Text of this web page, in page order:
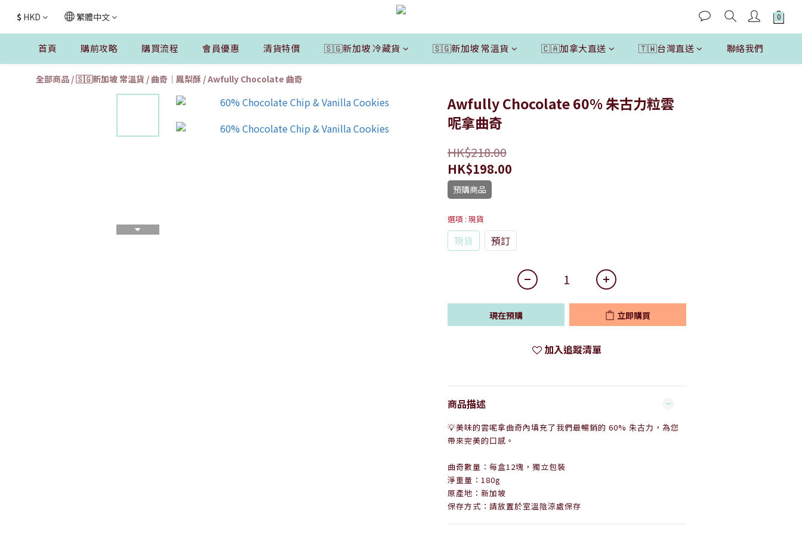
$ HKD 繁體中文
首頁 購前攻略 購買流程 會員優惠 清貨特價 🇸🇬新加坡 冷藏貨 🇸🇬新加坡 常溫貨 🇨🇦加拿大直送 🇹🇼台灣直送 聯絡我們
全部商品 /🇸🇬新加坡 常溫貨 / 曲奇｜鳳梨酥 /Awfully Chocolate 曲奇
Awfully Chocolate 60% 朱古力粒雲
呢拿曲奇
HK$218.00
HK$198.00
預購商品
選項 : 現貨
現貨 預訂
現在預購 立即購買
加入追蹤清單
商品描述
💡美味的雲呢拿曲奇內填充了我們最暢銷的 60% 朱古力 ，為您
帶來完美的口感。
曲奇數量：每盒12塊 ，獨立包裝
淨重量：180g
原產地：新加坡
保存方式：請放置於室溫陰涼處保存